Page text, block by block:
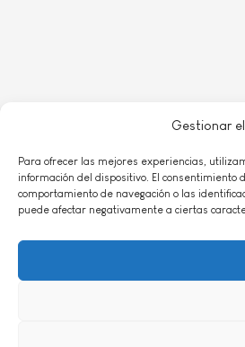
Gestionar
Para ofrecer las mejores experiencias,
información del dispositivo. El
comportamiento de navegación o las
puede afectar negativamente a ciertas